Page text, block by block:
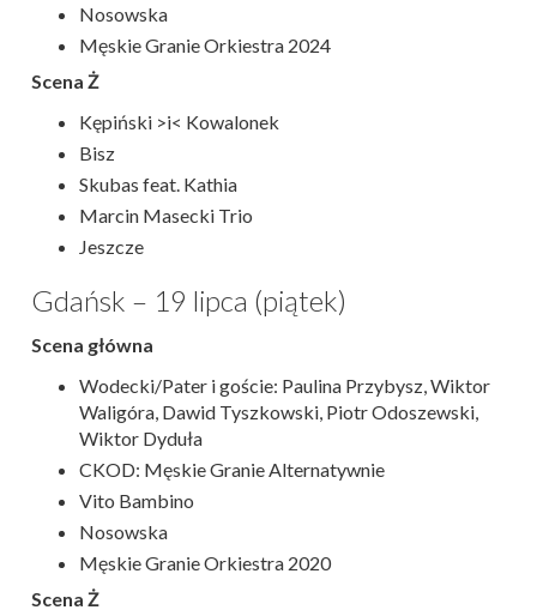
Nosowska
Męskie Granie Orkiestra 2024
Scena Ż
Kępiński >i< Kowalonek
Bisz
Skubas feat. Kathia
Marcin Masecki Trio
Jeszcze
Gdańsk – 19 lipca (piątek)
Scena główna
Wodecki/Pater i goście: Paulina Przybysz, Wiktor
Waligóra, Dawid Tyszkowski, Piotr Odoszewski,
Wiktor Dyduła
CKOD: Męskie Granie Alternatywnie
Vito Bambino
Nosowska
Męskie Granie Orkiestra 2020
Scena Ż